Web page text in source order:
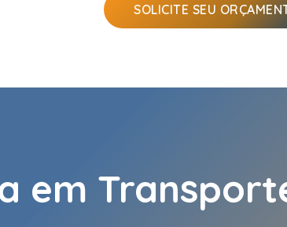
SOLICITE SEU
em